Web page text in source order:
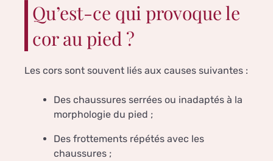
Qu’est-ce qui provoque le
cor au pied ?
Les cors sont souvent liés aux causes suivantes :
Des chaussures serrées ou inadaptés à la
morphologie du pied ;
Des frottements répétés avec les
chaussures ;